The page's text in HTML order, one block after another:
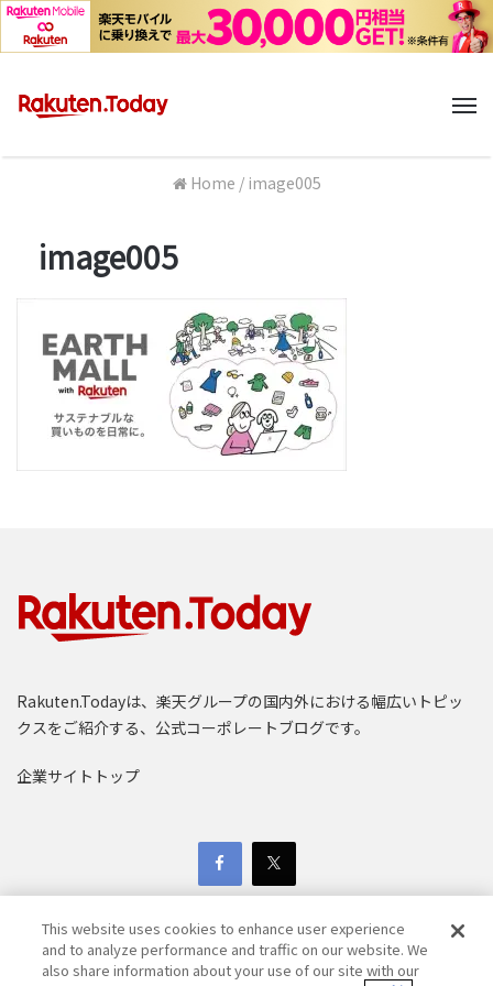
Home / image005
image005
Rakuten.Todayは、楽天グループの国内外における幅広いトピッ
クスをご紹介する、公式コーポレートブログです。
企業サイトトップ
This website uses cookies to enhance user experience
and to analyze performance and traffic on our website. We
also share information about your use of our site with our